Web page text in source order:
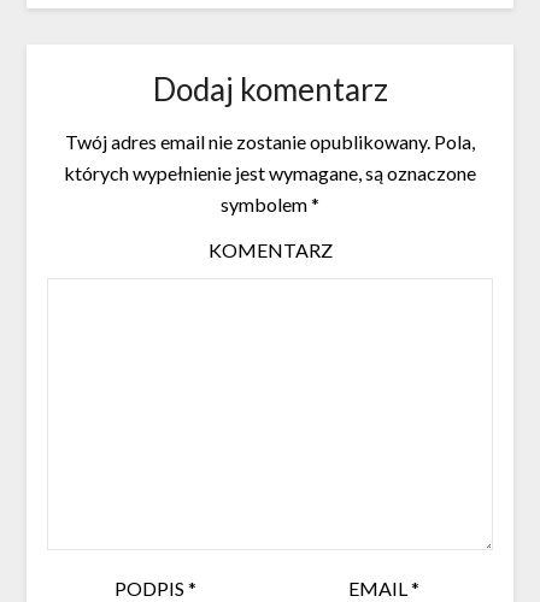
Dodaj komentarz
Twój adres email nie zostanie opublikowany. Pola,
których wypełnienie jest wymagane, są oznaczone
symbolem*
KOMENTARZ
PODPIS* EMAIL*